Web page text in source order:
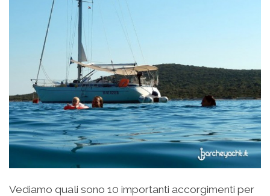
Vediamo quali sono 10 importanti accorgimenti per